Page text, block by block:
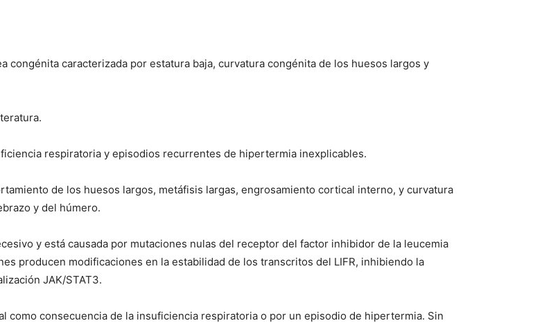
congénita caracterizada por estatura baja, curvatura congénita de los huesos largos y
respiratoria y episodios recurrentes de hipertermia inexplicables.
de los huesos largos, metáfisis largas, engrosamiento cortical interno, y curvatura
y del húmero.
y está causada por mutaciones nulas del receptor del factor inhibidor de la leucemia
producen modificaciones en la estabilidad de los transcritos del LIFR, inhibiendo la
JAK/STAT3.
como consecuencia de la insuficiencia respiratoria o por un episodio de hipertermia. Sin